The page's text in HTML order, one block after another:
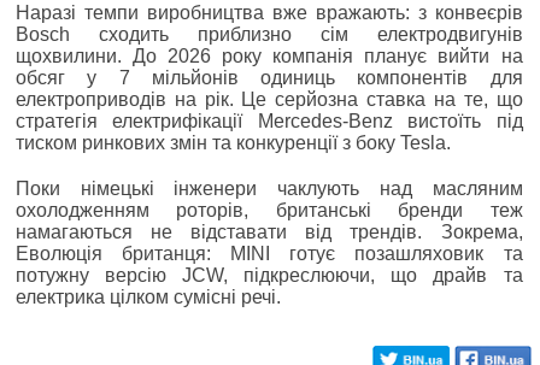
Наразі темпи виробництва вже вражають: з конвеєрів
Bosch сходить приблизно сім електродвигунів
щохвилини. До 2026 року компанія планує вийти на
обсяг у 7 мільйонів одиниць компонентів для
електроприводів на рік. Це серйозна ставка на те, що
стратегія електрифікації Mercedes-Benz вистоїть під
тиском ринкових змін та конкуренції з боку Tesla.
Поки німецькі інженери чаклують над масляним
охолодженням роторів, британські бренди теж
намагаються не відставати від трендів. Зокрема,
Еволюція британця: MINI готує позашляховик та
потужну версію JCW, підкреслюючи, що драйв та
електрика цілком сумісні речі.